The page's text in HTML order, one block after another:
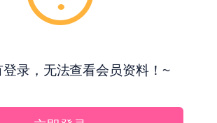
录，无法查看会员资料！~